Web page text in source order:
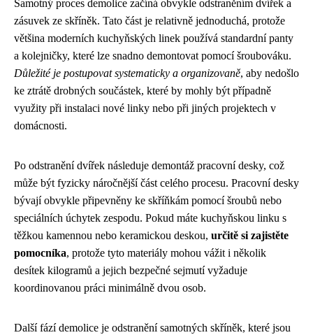
Samotný proces demolice začíná obvykle odstraněním dvířek a
zásuvek ze skříněk. Tato část je relativně jednoduchá, protože
většina moderních kuchyňských linek používá standardní panty
a kolejničky, které lze snadno demontovat pomocí šroubováku.
Důležité je postupovat systematicky a organizovaně, aby nedošlo
ke ztrátě drobných součástek, které by mohly být případně
využity při instalaci nové linky nebo při jiných projektech v
domácnosti.
Po odstranění dvířek následuje demontáž pracovní desky, což
může být fyzicky náročnější část celého procesu. Pracovní desky
bývají obvykle připevněny ke skříňkám pomocí šroubů nebo
speciálních úchytek zespodu. Pokud máte kuchyňskou linku s
těžkou kamennou nebo keramickou deskou, určitě si zajistěte
pomocníka, protože tyto materiály mohou vážit i několik
desítek kilogramů a jejich bezpečné sejmutí vyžaduje
koordinovanou práci minimálně dvou osob.
Další fází demolice je odstranění samotných skříněk, které jsou